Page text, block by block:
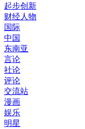
起步创新
财经人物
国际
中国
东南亚
言论
社论
评论
交流站
漫画
娱乐
明星